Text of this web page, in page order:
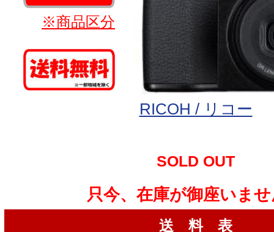
※商品区分
RICOH / リコー
SOLD OUT
只今、在庫が御座いま
送 料 表